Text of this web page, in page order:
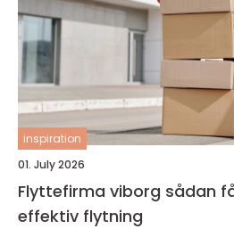
inspiration
01. July 2026
Flyttefirma viborg sådan får du en tryg og
effektiv flytning